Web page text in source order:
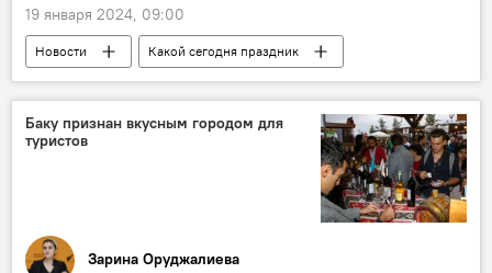
19 января 2024, 09:00
Новости
Какой сегодня праздник
Кто сегодня родился
История
просветительница Гамида Мамедгулузаде
Выход
Баку признан вкусным городом для
туристов
Зарина Оруджалиева